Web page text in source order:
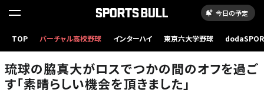
今日の予定
TOP バーチャル高校野球 インターハイ 東京六大学野球
ロスで充実したオフを過ごした琉球の脇真大［写真］＝B.LEAGUE
琉球の脇真大がロスでつかの間のオフを過ご
す「素晴らしい機会を頂きました」